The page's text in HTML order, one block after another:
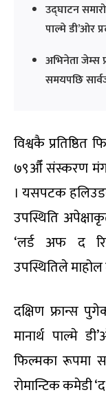
उद्घाटन
पाल्मे डी’ओर
अभिनेता जेम्स
समयपछि
विश्वकै
७९औँ संस्करण
। यसपटक
उपस्थिति
‘लर्ड अफ द
उपस्थितिले माहोल
दक्षिण फ्रान्स
मानार्थ पाल्मे
फिल्मका रूपमा
रोमान्टिक कमेडी